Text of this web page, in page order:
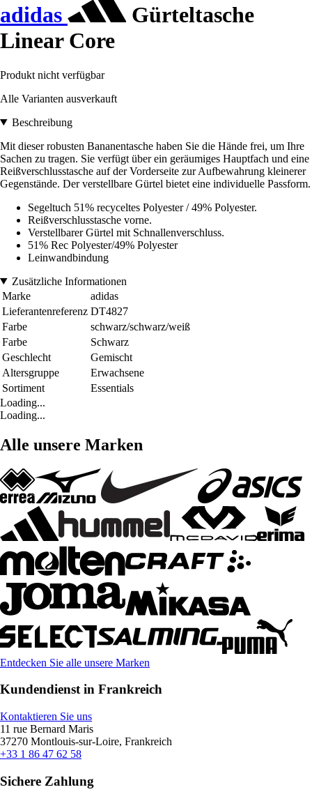
adidas
Gürteltasche
Linear Core
Produkt nicht verfügbar
Alle Varianten ausverkauft
Beschreibung
Mit dieser robusten Bananentasche haben Sie die Hände frei, um Ihre
Sachen zu tragen. Sie verfügt über ein geräumiges Hauptfach und eine
Reißverschlusstasche auf der Vorderseite zur Aufbewahrung kleinerer
Gegenstände. Der verstellbare Gürtel bietet eine individuelle Passform.
Segeltuch 51% recyceltes Polyester / 49% Polyester.
Reißverschlusstasche vorne.
Verstellbarer Gürtel mit Schnallenverschluss.
51% Rec Polyester/49% Polyester
Leinwandbindung
Zusätzliche Informationen
Marke
adidas
Lieferantenreferenz DT4827
Farbe
schwarz/schwarz/weiß
Farbe
Schwarz
Geschlecht
Gemischt
Altersgruppe
Erwachsene
Sortiment
Essentials
Loading...
Loading...
Alle unsere Marken
Entdecken Sie alle unsere Marken
Kundendienst in Frankreich
Kontaktieren Sie uns
11 rue Bernard Maris
37270 Montlouis-sur-Loire, Frankreich
+33 1 86 47 62 58
Sichere Zahlung